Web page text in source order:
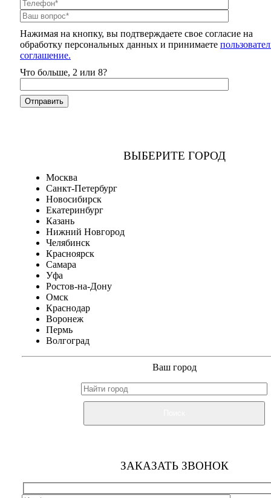
Нажимая на кнопку, вы подтверждаете свое согласие на
обработку персональных данных и принимаете
соглашение.
Что больше, 2 или 8?
ВЫБЕРИТЕ ГОРОД
Москва
Санкт-Петербург
Новосибирск
Екатеринбург
Казань
Нижний Новгород
Челябинск
Красноярск
Самара
Уфа
Ростов-на-Дону
Омск
Краснодар
Воронеж
Пермь
Волгоград
Ваш город
ЗАКАЗАТЬ ЗВОНОК